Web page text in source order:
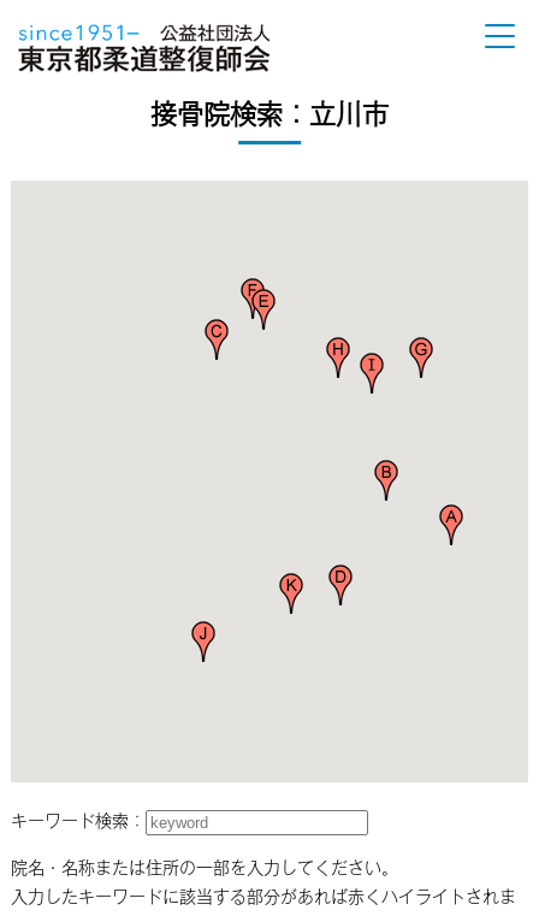
接骨院検索：立川市
キーワード検索：
院名・名称または住所の一部を入力してください。
入力したキーワードに該当する部分があれば赤くハイライトされま